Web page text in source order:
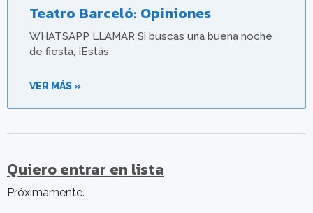
Teatro Barceló: Opiniones
WHATSAPP LLAMAR Si buscas una buena noche
de fiesta, ¡Estás
VER MÁS »
Quiero entrar en lista
Próximamente.